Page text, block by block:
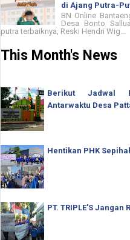
di Ajang Putra-
BN Online
Desa Bonto
putra terbaiknya, Reski Hendri Wig...
This Month's News
Berikut Jadwal
Antarwaktu Desa
Hentikan PHK
PT. TRIPLE'S